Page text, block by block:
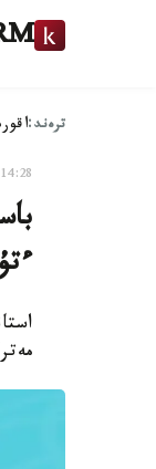
ترەند:
14:28, 31 تامىز 2015